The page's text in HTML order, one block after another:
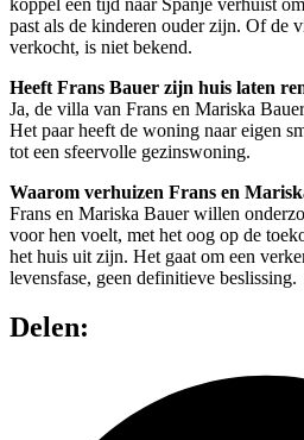
past als de kinderen ouder zijn. Of de
verkocht, is niet bekend.
Heeft Frans Bauer zijn huis laten
Ja, de villa van Frans en Mariska
Het paar heeft de woning naar eigen
tot een sfeervolle gezinswoning.
Waarom verhuizen Frans en
Frans en Mariska Bauer willen
voor hen voelt, met het oog op de
het huis uit zijn. Het gaat om een
levensfase, geen definitieve beslissing.
Delen: